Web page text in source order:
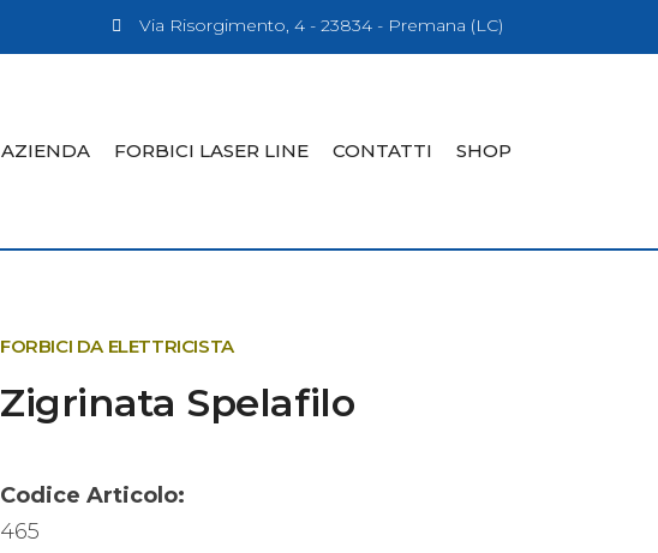
Via Risorgimento, 4 - 23834 - Premana (LC)
AZIENDA FORBICI LASER LINE CONTATTI SHOP
FORBICI DA ELETTRICISTA
Zigrinata Spelafilo
Codice Articolo:
465